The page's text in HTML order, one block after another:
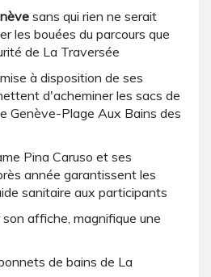
sans qui rien ne serait
les bouées du parcours que
de La Traversée
à disposition de ses
d'acheminer les sacs de
Genève-Plage Aux Bains des
Pina Caruso et ses
année garantissent les
sanitaire aux participants
son affiche, magnifique une
de bains de La